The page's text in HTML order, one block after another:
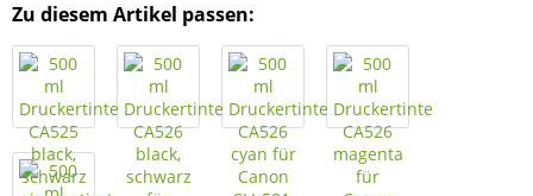
Zu diesem Artikel passen: